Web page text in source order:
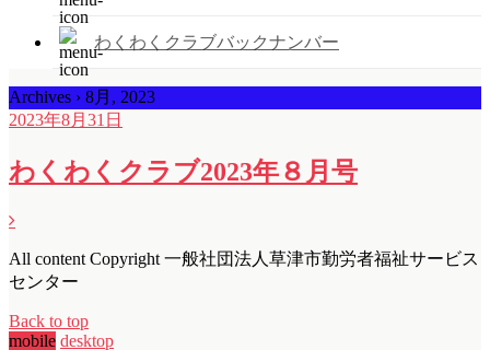
わくわくクラブバックナンバー
Archives › 8月, 2023
2023年8月31日
わくわくクラブ2023年８月号
All content Copyright 一般社団法人草津市勤労者福祉サービス
センター
Back to top
mobile desktop